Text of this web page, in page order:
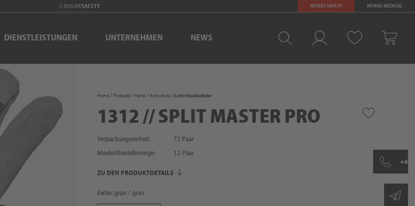
// ENSURESAFETY NITRAS SAFETY NITRAS MEDICAL
DIENSTLEISTUNGEN UNTERNEHMEN NEWS
Home Produkte Hand- / Armschutz Lederhandschuhe
1312 // SPLIT MASTER PRO
Verpackungseinheit:
72 Paar
Mindestbestellmenge:
12 Paar
ZU DEN PRODUKTDETAILS
Farbe: grün / grau
+49